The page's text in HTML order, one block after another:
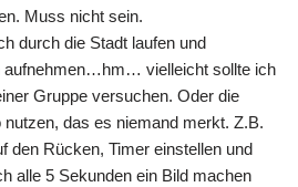
Muss nicht sein.
durch die Stadt laufen und
aufnehmen…hm… vielleicht sollte ich
Gruppe versuchen. Oder die
nutzen, das es niemand merkt. Z.B.
den Rücken, Timer einstellen und
alle 5 Sekunden ein Bild machen